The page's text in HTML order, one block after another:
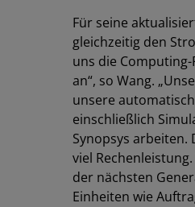
Für seine
gleichzeitig den
uns die
an“, so Wang.
unsere
einschließlich
Synopsys
viel
der nächsten
Einheiten wie